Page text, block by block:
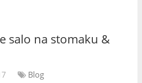
salo na stomaku &
Blog